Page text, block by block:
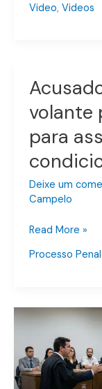
a
Video, Videos
volante
para
Deixe um
Campelo
Acusado
embriaguez
ao
volante
precisa
de
advogado
assinar
a
Read More »
Processo Penal
Legítima
no
Tribunal
do